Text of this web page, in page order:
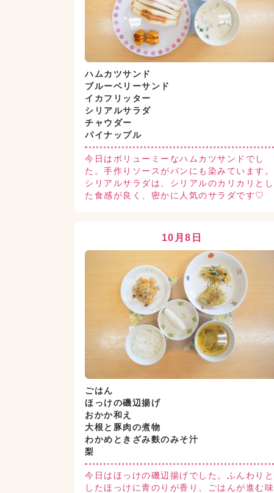
ハムカツサンド
ブルーベリーサンド
イカフリッター
シリアルサラダ
チャウダー
パイナップル
今日はボリューミーなハムカツサンドでし
た。手作りソースがパンにも染みています。
シリアルサラダは、シリアルのカリカリとし
た食感が良く、密かに人気のサラダです♡
10月8日
ごはん
ほっけの磯辺揚げ
おかか和え
大根と豚肉の煮物
わかめときざみ麩のみそ汁
梨
今日はほっけの磯辺揚げでした。ふんわりと
したほっけに青のりが香り、ごはんが進む味